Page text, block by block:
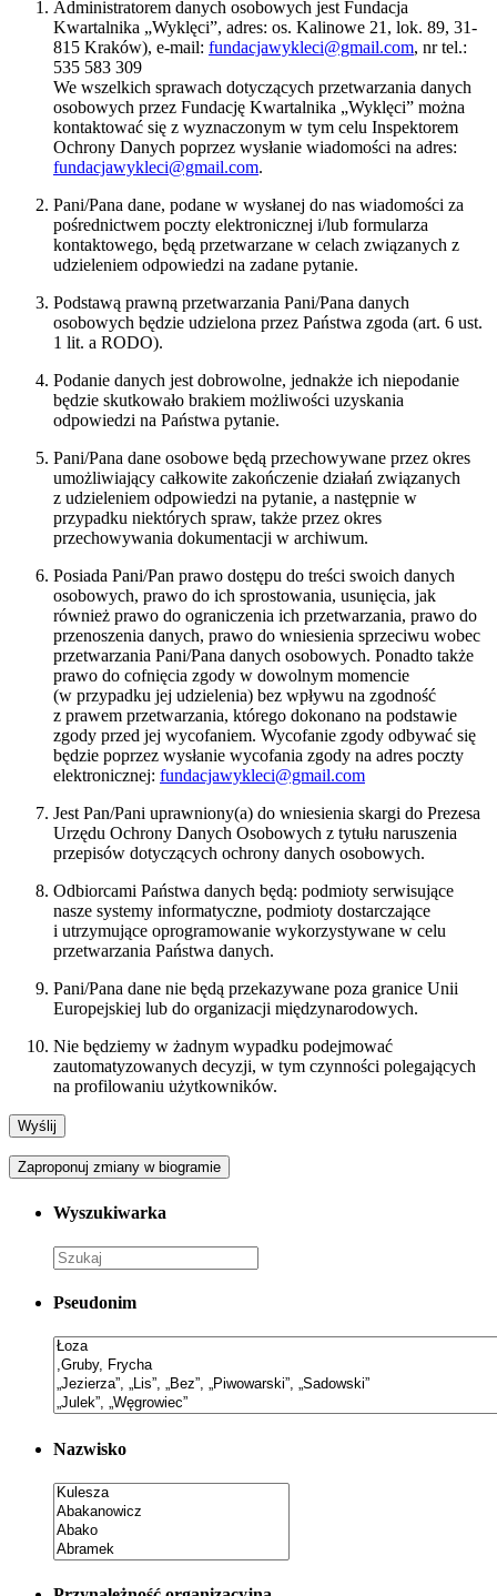
Administratorem danych osobowych jest Fundacja
Kwartalnika „Wyklęci”, adres: os. Kalinowe 21, lok. 89, 31-
815 Kraków), e-mail: fundacjawykleci@gmail.com, nr tel.:
535 583 309
We wszelkich sprawach dotyczących przetwarzania danych
osobowych przez Fundację Kwartalnika „Wyklęci” można
kontaktować się z wyznaczonym w tym celu Inspektorem
Ochrony Danych poprzez wysłanie wiadomości na adres:
fundacjawykleci@gmail.com.
Pani/Pana dane, podane w wysłanej do nas wiadomości za
pośrednictwem poczty elektronicznej i/lub formularza
kontaktowego, będą przetwarzane w celach związanych z
udzieleniem odpowiedzi na zadane pytanie.
Podstawą prawną przetwarzania Pani/Pana danych
osobowych będzie udzielona przez Państwa zgoda (art. 6 ust.
1 lit. a RODO).
Podanie danych jest dobrowolne, jednakże ich niepodanie
będzie skutkowało brakiem możliwości uzyskania
odpowiedzi na Państwa pytanie.
Pani/Pana dane osobowe będą przechowywane przez okres
umożliwiający całkowite zakończenie działań związanych
z udzieleniem odpowiedzi na pytanie, a następnie w
przypadku niektórych spraw, także przez okres
przechowywania dokumentacji w archiwum.
Posiada Pani/Pan prawo dostępu do treści swoich danych
osobowych, prawo do ich sprostowania, usunięcia, jak
również prawo do ograniczenia ich przetwarzania, prawo do
przenoszenia danych, prawo do wniesienia sprzeciwu wobec
przetwarzania Pani/Pana danych osobowych. Ponadto także
prawo do cofnięcia zgody w dowolnym momencie
(w przypadku jej udzielenia) bez wpływu na zgodność
z prawem przetwarzania, którego dokonano na podstawie
zgody przed jej wycofaniem. Wycofanie zgody odbywać się
będzie poprzez wysłanie wycofania zgody na adres poczty
elektronicznej: fundacjawykleci@gmail.com
Jest Pan/Pani uprawniony(a) do wniesienia skargi do Prezesa
Urzędu Ochrony Danych Osobowych z tytułu naruszenia
przepisów dotyczących ochrony danych osobowych.
Odbiorcami Państwa danych będą: podmioty serwisujące
nasze systemy informatyczne, podmioty dostarczające
i utrzymujące oprogramowanie wykorzystywane w celu
przetwarzania Państwa danych.
Pani/Pana dane nie będą przekazywane poza granice Unii
Europejskiej lub do organizacji międzynarodowych.
Nie będziemy w żadnym wypadku podejmować
zautomatyzowanych decyzji, w tym czynności polegających
na profilowaniu użytkowników.
Zaproponuj zmiany w biogramie
Wyszukiwarka
Pseudonim
Nazwisko